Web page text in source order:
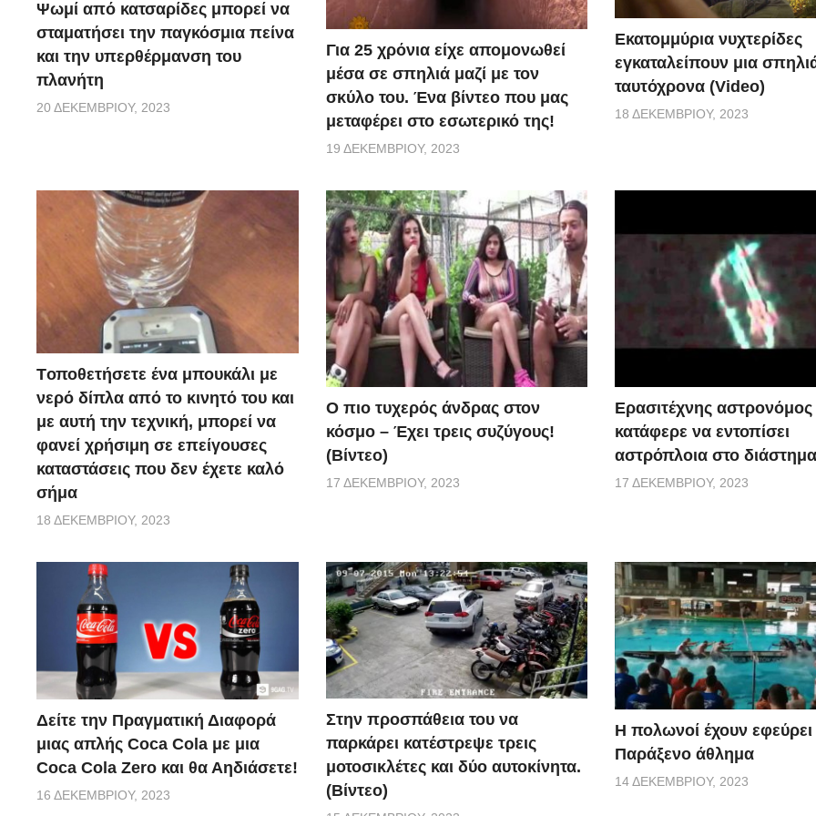
Ψωμί από κατσαρίδες μπορεί να
σταματήσει την παγκόσμια πείνα
και την υπερθέρμανση του
πλανήτη
20 ΔΕΚΕΜΒΡΊΟΥ, 2023
Για 25 χρόνια είχε απομονωθεί
μέσα σε σπηλιά μαζί με τον
σκύλο του. Ένα βίντεο που μας
μεταφέρει στο εσωτερικό της!
19 ΔΕΚΕΜΒΡΊΟΥ, 2023
Εκατομμύρια νυχτερίδες
εγκαταλείπουν μια
ταυτόχρονα (Video)
18 ΔΕΚΕΜΒΡΊΟΥ, 2023
Tοποθετήσετε ένα μπουκάλι με
νερό δίπλα από το κινητό του και
με αυτή την τεχνική, μπορεί να
φανεί χρήσιμη σε επείγουσες
καταστάσεις που δεν έχετε καλό
σήμα
18 ΔΕΚΕΜΒΡΊΟΥ, 2023
Ο πιο τυχερός άνδρας στον
κόσμο – Έχει τρεις συζύγους!
(Βίντεο)
17 ΔΕΚΕΜΒΡΊΟΥ, 2023
Ερασιτέχνης αστρονόμος
κατάφερε να εντοπίσει
αστρόπλοια στο
17 ΔΕΚΕΜΒΡΊΟΥ, 2023
Δείτε την Πραγματική Διαφορά
μιας απλής Coca Cola με μια
Coca Cola Zero και θα Αηδιάσετε!
16 ΔΕΚΕΜΒΡΊΟΥ, 2023
Στην προσπάθεια του να
παρκάρει κατέστρεψε τρεις
μοτοσικλέτες και δύο αυτοκίνητα.
(Βίντεο)
Η πολωνοί έχουν εφεύρει
Παράξενο άθλημα
14 ΔΕΚΕΜΒΡΊΟΥ, 2023